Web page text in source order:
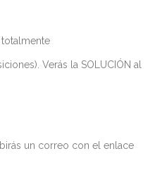
TCAE SESCAM,
totalmente
Verás la SOLUCIÓN al
un correo con el enlace